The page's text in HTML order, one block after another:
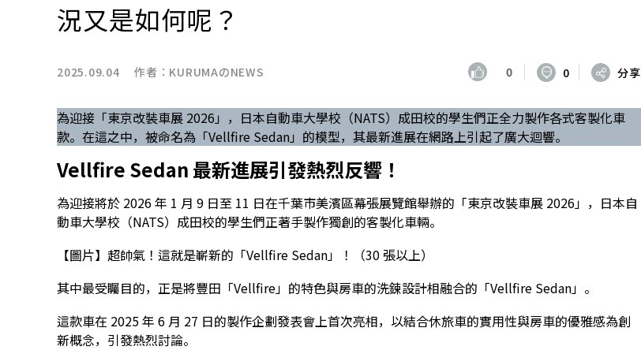
況又是如何呢？
2025.09.04 作者： KURUMAのNEWS 0 0 分享
為迎接「東京改裝車展 2026」，日本自動車大學校（NATS）成田校的學生們正全力製作各式客製化車
款。在這之中，被命名為「Vellfire Sedan」的模型，其最新進展在網路上引起了廣大迴響。
Vellfire Sedan 最新進展引發熱烈反響！
為迎接將於 2026 年 1 月 9 日至 11 日在千葉市美濱區幕張展覽館舉辦的「東京改裝車展 2026」，日本自
動車大學校（NATS）成田校的學生們正著手製作獨創的客製化車輛。
【圖片】超帥氣！這就是嶄新的「Vellfire Sedan」！（30 張以上）
其中最受矚目的，正是將豐田「Vellfire」的特色與房車的洗鍊設計相融合的「Vellfire Sedan」。
這款車在 2025 年 6 月 27 日的製作企劃發表會上首次亮相，以結合休旅車的實用性與房車的優雅感為創
新概念，引發熱烈討論。